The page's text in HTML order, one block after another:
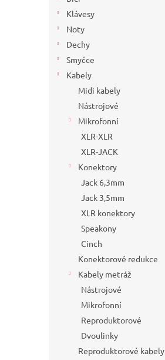
Klávesy
Noty
Dechy
Smyčce
Kabely
Midi kabely
Nástrojové
Mikrofonní
XLR-XLR
XLR-JACK
Konektory
Jack 6,3mm
Jack 3,5mm
XLR konektory
Speakony
Cinch
Konektorové redukce
Kabely metráž
Nástrojové
Mikrofonní
Reproduktorové
Dvoulinky
Reproduktorové kabely